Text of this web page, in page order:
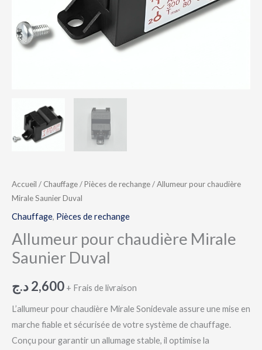
Accueil / Chauffage/Pièces de rechange/ Allumeur pour chaudière
Mirale Saunier Duval
Chauffage, Pièces de rechange
Allumeur pour chaudière Mirale
Saunier Duval
2,600د.ج + Frais de livraison
L’allumeur pour chaudière Mirale Sonidevale assure une mise en
marche fiable et sécurisée de votre système de chauffage.
Conçu pour garantir un allumage stable, il optimise la